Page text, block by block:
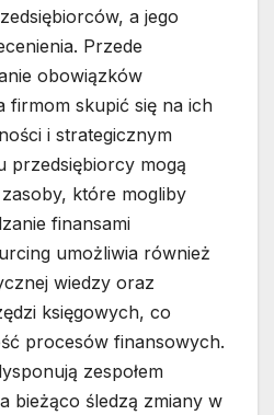
a jego
Przede
obowiązków
firmom skupić się na ich
i strategicznym
przedsiębiorcy mogą
które mogliby
finansami
umożliwia również
wiedzy oraz
księgowych, co
procesów finansowych.
zespołem
bieżąco śledzą zmiany w